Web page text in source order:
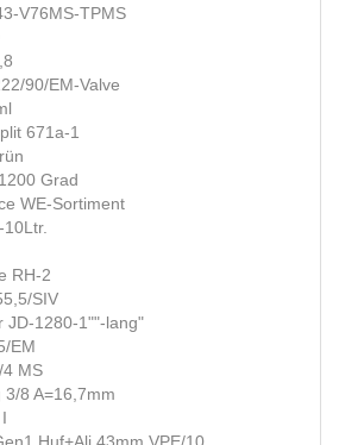
V76MS-TPMS
90/EM-Valve
671a-1
Grad
WE-Sortiment
RH-2
SIV
JD-1280-1""-lang"
EM
4 MS
8 A=16,7mm